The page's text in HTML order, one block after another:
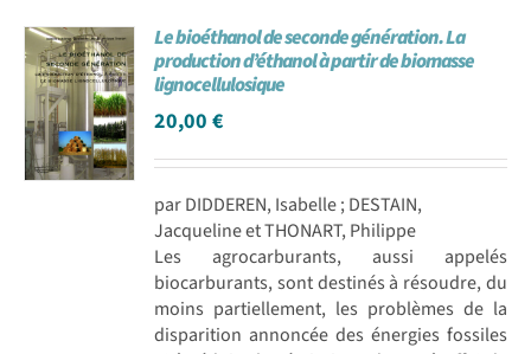
Le bioéthanol de seconde génération. La
production d’éthanol à partir de biomasse
lignocellulosique
20,00€
par DIDDEREN, Isabelle ; DESTAIN,
Jacqueline et THONART, Philippe
Les agrocarburants, aussi appelés
biocarburants, sont destinés à résoudre, du
moins partiellement, les problèmes de la
disparition annoncée des énergies fossiles